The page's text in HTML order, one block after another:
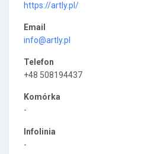
https://artly.pl/
Email
info@artly.pl
Telefon
+48 508194437
Komórka
-
Infolinia
-